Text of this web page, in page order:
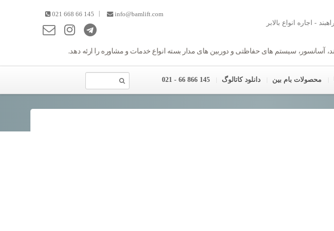
- اجاره انواع بالابر
info@bamlift.com
|
021 668 66 145
آسانسور، سیستم های حفاظتی و دوربین های مدار بسته انواع خدمات و مشاوره را ارئه دهد.
دانلود کاتالوگ محصولات بام بین